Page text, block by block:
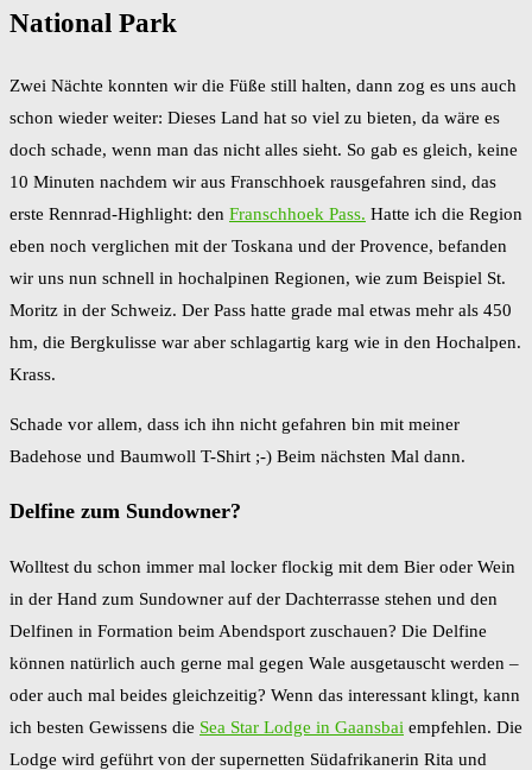
National Park
Zwei Nächte konnten wir die Füße still halten, dann zog es uns auch
schon wieder weiter: Dieses Land hat so viel zu bieten, da wäre es
doch schade, wenn man das nicht alles sieht. So gab es gleich, keine
10 Minuten nachdem wir aus Franschhoek rausgefahren sind, das
erste Rennrad-Highlight: den Franschhoek Pass. Hatte ich die Region
eben noch verglichen mit der Toskana und der Provence, befanden
wir uns nun schnell in hochalpinen Regionen, wie zum Beispiel St.
Moritz in der Schweiz. Der Pass hatte grade mal etwas mehr als 450
hm, die Bergkulisse war aber schlagartig karg wie in den Hochalpen.
Krass.
Schade vor allem, dass ich ihn nicht gefahren bin mit meiner
Badehose und Baumwoll T-Shirt ;-) Beim nächsten Mal dann.
Delfine zum Sundowner?
Wolltest du schon immer mal locker flockig mit dem Bier oder Wein
in der Hand zum Sundowner auf der Dachterrasse stehen und den
Delfinen in Formation beim Abendsport zuschauen? Die Delfine
können natürlich auch gerne mal gegen Wale ausgetauscht werden –
oder auch mal beides gleichzeitig? Wenn das interessant klingt, kann
ich besten Gewissens die Sea Star Lodge in Gaansbai empfehlen. Die
Lodge wird geführt von der supernetten Südafrikanerin Rita und